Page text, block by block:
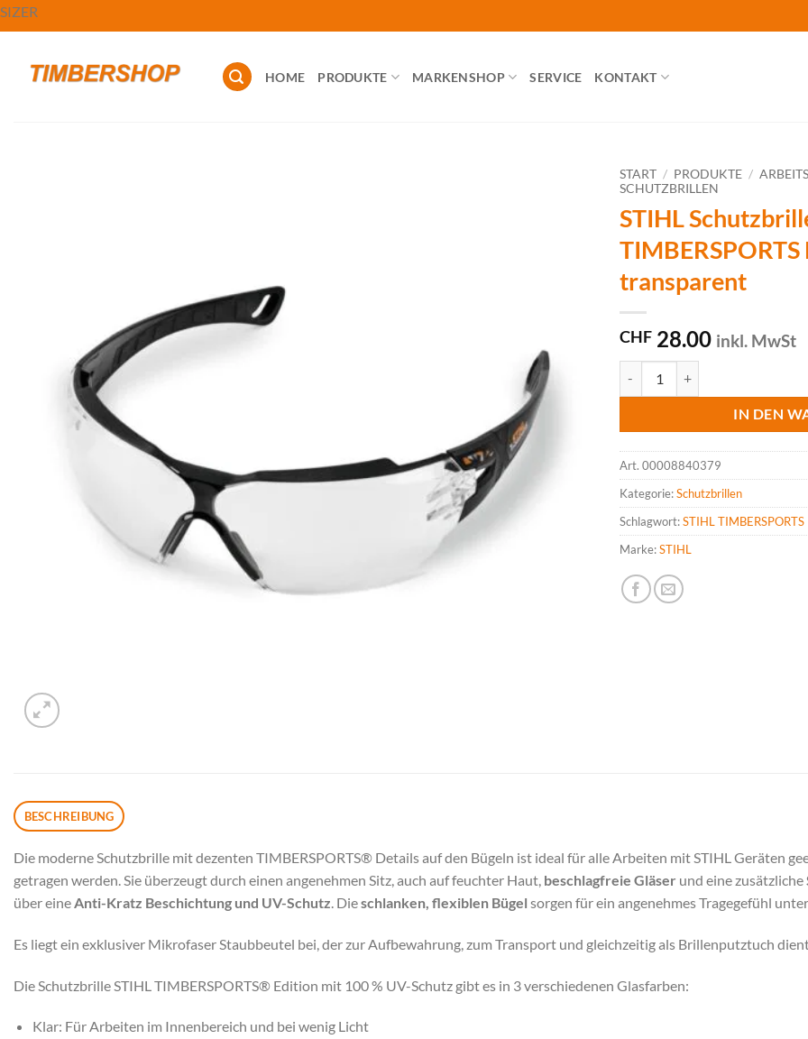
Zum
Inhalt
HOME PRODUKTE MARKENSHOP SERVICE KONTAKT
START / PRODUKTE /
SCHUTZBRILLEN
STIHL
transparent
CHF 28.00 inkl. MwSt
IN DEN
Art. 00008840379
Kategorie:Schutzbrillen
Schlagwort:STIHL TIMBERSPORTS
Marke:STIHL
BESCHREIBUNG
Die moderne Schutzbrille mit dezenten TIMBERSPORTS® Details auf den Bügeln ist ideal für alle Arbeiten mit STIHL Geräten
getragen werden. Sie überzeugt durch einen angenehmen Sitz, auch auf feuchter Haut, beschlagfreie Gläser und eine zusätzliche
über eineAnti-Kratz Beschichtung und UV-Schutz. Dieschlanken, flexiblen Bügel sorgen für ein angenehmes Tragegefühl
Es liegt ein exklusiver Mikrofaser Staubbeutel bei, der zur Aufbewahrung, zum Transport und gleichzeitig als Brillenputztuch
Die Schutzbrille STIHL TIMBERSPORTS® Edition mit 100 % UV-Schutz gibt es in 3 verschiedenen Glasfarben:
Klar: Für Arbeiten im Innenbereich und bei wenig Licht
SIZER